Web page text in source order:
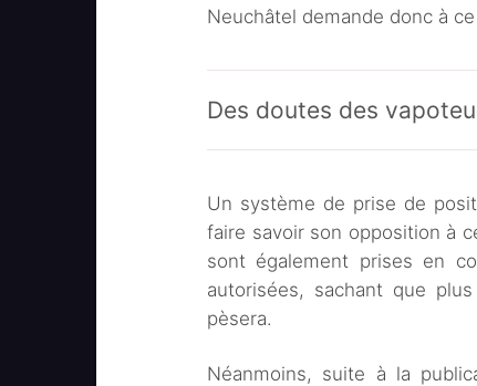
Neuchâtel demande donc à
Des doutes des
Un système de prise de
faire savoir son opposition à
sont également prises en
autorisées, sachant que
pèsera.
Néanmoins, suite à la